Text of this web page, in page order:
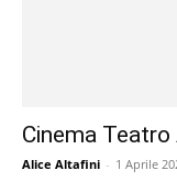
Cinema
Alice Altafini - 1 Aprile